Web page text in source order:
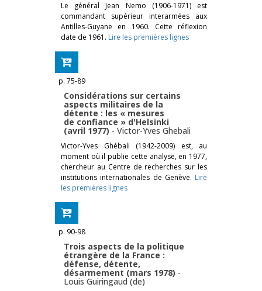
Le général Jean Nemo (1906-1971) est
commandant supérieur interarmées aux
Antilles-Guyane en 1960. Cette réflexion
date de 1961. Lire les premières lignes
p. 75-89
Considérations sur certains
aspects militaires de la
détente : les « mesures
de confiance » d'Helsinki
(avril 1977) - Victor-Yves Ghebali
Victor-Yves Ghébali (1942-2009) est, au
moment où il publie cette analyse, en 1977,
chercheur au Centre de recherches sur les
institutions internationales de Genève. Lire
les premières lignes
p. 90-98
Trois aspects de la politique
étrangère de la France :
défense, détente,
désarmement (mars 1978) -
Louis Guiringaud (de)